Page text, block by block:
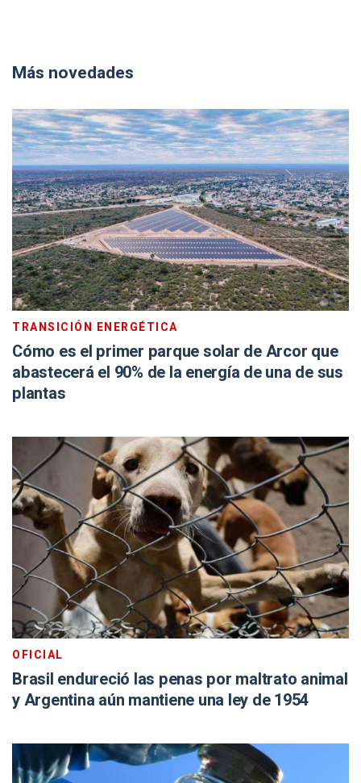
Más novedades
TRANSICIÓN ENERGÉTICA
Cómo es el primer parque solar de Arcor que
abastecerá el 90% de la energía de una de sus
plantas
OFICIAL
Brasil endureció las penas por maltrato animal
y Argentina aún mantiene una ley de 1954